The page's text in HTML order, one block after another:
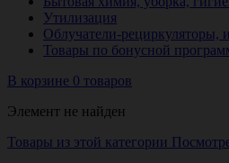
Утилизация
Облучатели-рециркуляторы,
Товары по бонусной
В корзине 0 товаров
Элемент не найден
Товары из этой категории